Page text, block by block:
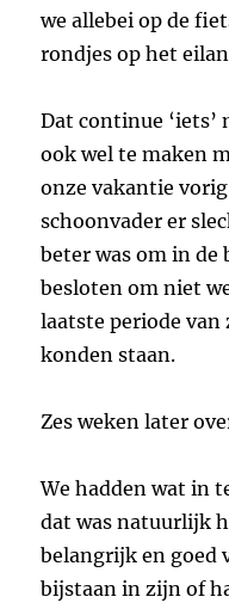
we allebei op de
rondjes op het
Dat continue
ook wel te maken
onze vakantie
schoonvader er
beter was om in de
besloten om niet
laatste periode
konden staan.
Zes weken later
We hadden wat in
dat was natuurlijk
belangrijk en goed
bijstaan in zijn of